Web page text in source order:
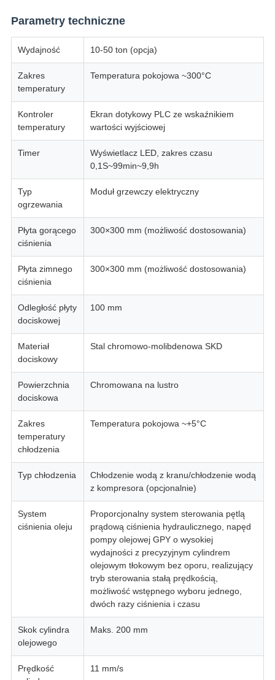
Parametry techniczne
Wydajność 10-50 ton (opcja)
Zakres
temperatury
Temperatura pokojowa ~300°C
Kontroler
temperatury
Ekran dotykowy PLC ze wskaźnikiem
wartości wyjściowej
Timer
Wyświetlacz LED, zakres czasu
0,1S~99min~9,9h
Typ
ogrzewania
Moduł grzewczy elektryczny
Płyta gorącego
ciśnienia
300×300 mm (możliwość dostosowania)
Płyta zimnego
ciśnienia
300×300 mm (możliwość dostosowania)
Odległość płyty
dociskowej
100 mm
Materiał
dociskowy
Stal chromowo-molibdenowa SKD
Powierzchnia
dociskowa
Chromowana na lustro
Zakres
temperatury
chłodzenia
Temperatura pokojowa ~+5°C
Typ chłodzenia
Chłodzenie wodą z kranu/chłodzenie wodą
z kompresora (opcjonalnie)
System
ciśnienia oleju
Proporcjonalny system sterowania pętlą
prądową ciśnienia hydraulicznego, napęd
pompy olejowej GPY o wysokiej
wydajności z precyzyjnym cylindrem
olejowym tłokowym bez oporu, realizujący
tryb sterowania stałą prędkością,
możliwość wstępnego wyboru jednego,
dwóch razy ciśnienia i czasu
Skok cylindra
olejowego
Maks. 200 mm
Prędkość
11 mm/s